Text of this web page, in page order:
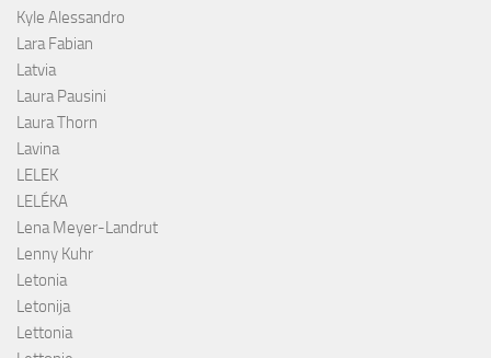
Kyle Alessandro
Lara Fabian
Latvia
Laura Pausini
Laura Thorn
Lavina
LELEK
LELÉKA
Lena Meyer-Landrut
Lenny Kuhr
Letonia
Letonija
Lettonia